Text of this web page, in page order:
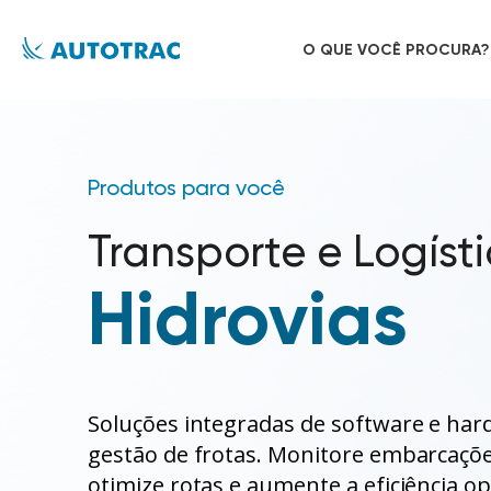
O QUE VOCÊ PROCURA?
Prevenção de acidentes
Redução de custos
Segurança da carga e veículos
Transporte e logística
Longa distância
Distribuição Urbana
Ferrovias
Agronegócio
Maquinas Pesadas e linha amarela
Quem Somos
Autotrac é investimento
Produtos para você
Transporte e
Hidrovias
Soluções integradas de software e
gestão de frotas. Monitore
otimize rotas e aumente a eficiência